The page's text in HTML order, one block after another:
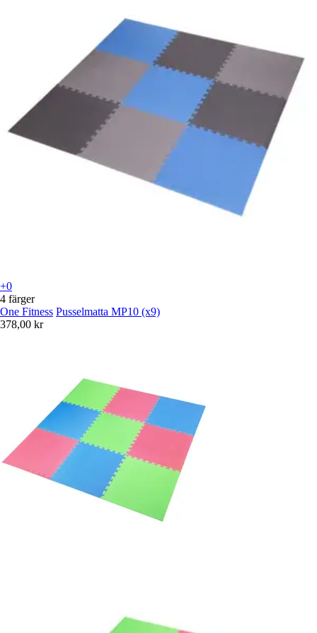
+0
4 färger
One Fitness Pusselmatta MP10 (x9)
378,00 kr